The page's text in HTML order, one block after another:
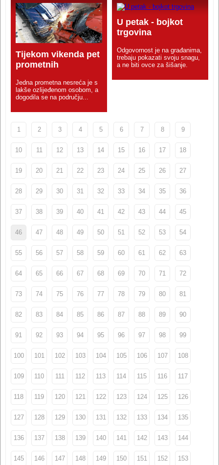
Tijekom vikenda pet
prometnih
Jedna prometna nesreća je s
lakše ozlijeđenom osobom, a
dogodila se na području...
U petak - bojkot
trgovina
Odgovornost je na građanima,
trebaju pokazati svoju snagu,
a ne biti ovce za šišanje.
1 2 3 4 5 6 7 8 9
10 11 12 13 14 15 16 17 18
19 20 21 22 23 24 25 26 27
28 29 30 31 32 33 34 35 36
37 38 39 40 41 42 43 44 45
46 47 48 49 50 51 52 53 54
55 56 57 58 59 60 61 62 63
64 65 66 67 68 69 70 71 72
73 74 75 76 77 78 79 80 81
82 83 84 85 86 87 88 89 90
91 92 93 94 95 96 97 98 99
100 101 102 103 104 105 106 107 108
109 110 111 112 113 114 115 116 117
118 119 120 121 122 123 124 125 126
127 128 129 130 131 132 133 134 135
136 137 138 139 140 141 142 143 144
145 146 147 148 149 150 151 152 153